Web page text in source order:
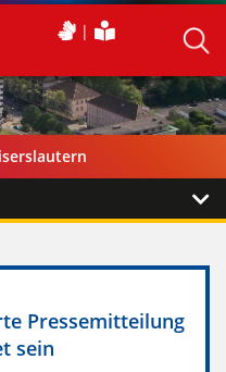
Pressemitteilung
sein